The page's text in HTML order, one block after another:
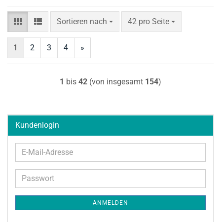
Sortieren nach
Sortieren nach 42 pro Seite
pro Seite
1 2 3 4 »
1 bis 42 (von insgesamt 154)
Kundenlogin
E-
Mail-
Adresse
Passwort
ANMELDEN